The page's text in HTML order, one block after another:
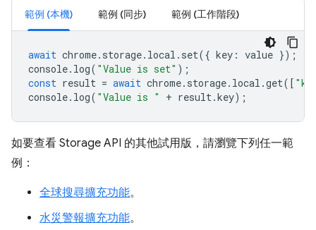
範例 (本機) 範例 (同步) 範例 (工作階段)
await chrome. storage. local . set({ key : value });
console. log( "Value is set" );
const result = await chrome. storage. local .get([
console. log( "Value is " + result.key);
如要查看 Storage API 的其他試用版，請瀏覽下列任一範
例：
全球搜尋擴充功能。
水災警報擴充功能。